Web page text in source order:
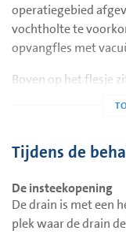
operatiegebied
vochtholte te
opvangfles met
Boven op het flesje
Is deze
opvangflesje. Als de
verwisselen van de
ziekenhuis.
Tijdens de
De insteekopening
De drain is met een
plek waar de drain